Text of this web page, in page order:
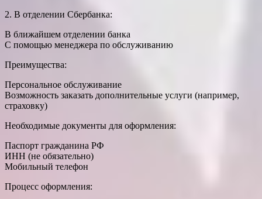
2. В отделении Сбербанка:
В ближайшем отделении банка
С помощью менеджера по обслуживанию
Преимущества:
Персональное обслуживание
Возможность заказать дополнительные услуги (например,
страховку)
Необходимые документы для оформления:
Паспорт гражданина РФ
ИНН (не обязательно)
Мобильный телефон
Процесс оформления: